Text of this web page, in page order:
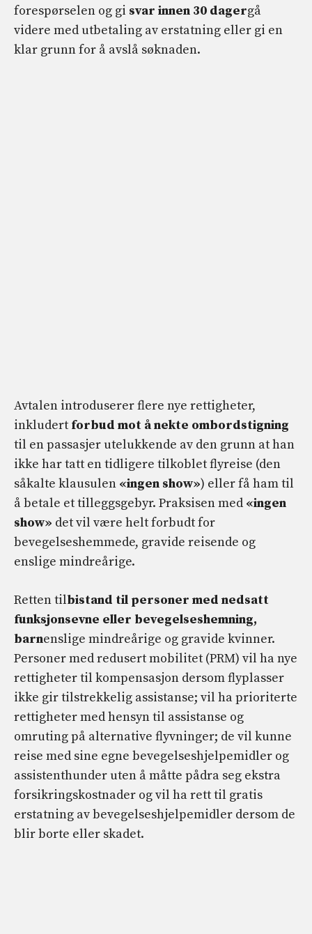
forespørselen og gi svar innen 30 dagergå
videre med utbetaling av erstatning eller gi en
klar grunn for å avslå søknaden.
Avtalen introduserer flere nye rettigheter,
inkludert forbud mot å nekte ombordstigning
til en passasjer utelukkende av den grunn at han
ikke har tatt en tidligere tilkoblet flyreise (den
såkalte klausulen «ingen show») eller få ham til
å betale et tilleggsgebyr. Praksisen med «ingen
show» det vil være helt forbudt for
bevegelseshemmede, gravide reisende og
enslige mindreårige.
Retten tilbistand til personer med nedsatt
funksjonsevne eller bevegelseshemning,
barnenslige mindreårige og gravide kvinner.
Personer med redusert mobilitet (PRM) vil ha nye
rettigheter til kompensasjon dersom flyplasser
ikke gir tilstrekkelig assistanse; vil ha prioriterte
rettigheter med hensyn til assistanse og
omruting på alternative flyvninger; de vil kunne
reise med sine egne bevegelseshjelpemidler og
assistenthunder uten å måtte pådra seg ekstra
forsikringskostnader og vil ha rett til gratis
erstatning av bevegelseshjelpemidler dersom de
blir borte eller skadet.